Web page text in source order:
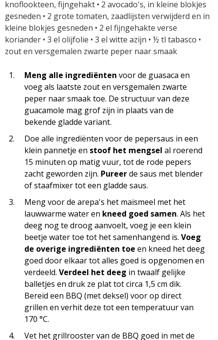
knoflookteen, fijngehakt • 2 avocado's, in kleine blokjes
gesneden • 2 grote tomaten, zaadlijsten verwijderd en in
kleine blokjes gesneden • 2 el fijngehakte verse
koriander • 3 el olijfolie • 3 el witte azijn • ½ tl tabasco •
zout en versgemalen zwarte peper naar smaak
Meng alle ingrediënten voor de guasaca en
voeg als laatste zout en versgemalen zwarte
peper naar smaak toe. De structuur van deze
guacamole mag grof zijn in plaats van de
bekende gladde variant.
Doe alle ingrediënten voor de pepersaus in een
klein pannetje en stoof het mengsel al roerend
15 minuten op matig vuur, tot de rode pepers
zacht geworden zijn. Pureerde saus met blender
of staafmixer tot een gladde saus.
Meng voor de arepa's het maismeel met het
lauwwarme water en kneed goed samen. Als het
deeg nog te droog aanvoelt, voeg je een klein
beetje water toe tot het samenhangend is. Voeg
de overige ingrediënten toe en kneed het deeg
goed door elkaar tot alles goed is opgenomen en
verdeeld. Verdeel het deeg in twaalf gelijke
balletjes en druk ze plat tot circa 1,5 cm dik.
Bereid een BBQ (met deksel) voor op direct
grillen en verhit deze tot een temperatuur van
170 °C.
Vet het grillrooster van de BBQ goed in met de